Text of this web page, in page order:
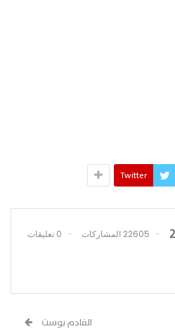
Twitter
22605 المشاركات 0 تعليقات
القادم بوست